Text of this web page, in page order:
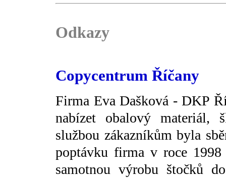
Odkazy
Copycentrum Říčany
Firma Eva Dašková - DKP
nabízet obalový materiál,
službou zákazníkům byla
poptávku firma v roce
samotnou výrobu štočků